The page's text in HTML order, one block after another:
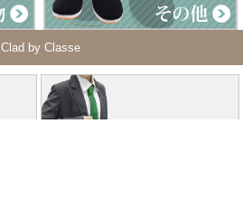
Clad by Classe